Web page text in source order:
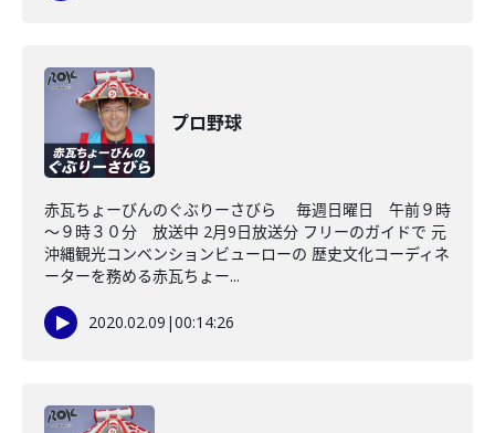
プロ野球
赤瓦ちょーびんのぐぶりーさびら 毎週日曜日 午前９時
～９時３０分 放送中 2月9日放送分 フリーのガイドで 元
沖縄観光コンベンションビューローの 歴史文化コーディネ
ーターを務める赤瓦ちょー...
2020.02.09 |00:14:26